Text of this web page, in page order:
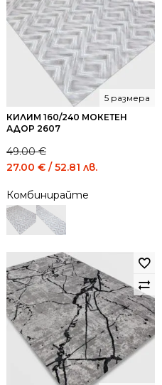
КИЛИМ 160/240 МОКЕТЕН
АДОР 2607
5 размера
49.00€
Original
was:
49.00 €
27.00 € / 52.81 лв.
лв..
Комбинирайте